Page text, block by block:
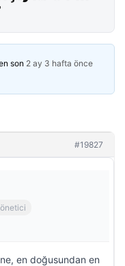
son 2 ay 3 hafta önce
#19827
en doğusundan en